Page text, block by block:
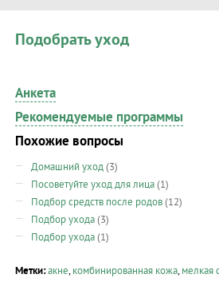
Подобрать уход
Анкета
Рекомендуемые программы
Похожие вопросы
Домашний уход (3)
Посоветуйте уход для лица (1)
Подбор средств после родов (12)
Подбор ухода (3)
Подбор ухода (1)
Метки: акне комбинированная кожа мелкая